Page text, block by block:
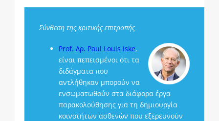
Σύνθεση της κριτικής επιτροπής
Prof. Δρ. Paul Louis Iske,
είναι πεπεισμένοι ότι τα
διδάγματα που
αντλήθηκαν μπορούν να
ενσωματωθούν στα διάφορα έργα
παρακολούθησης για τη δημιουργία
κοινοτήτων ασθενών που εξερευνούν